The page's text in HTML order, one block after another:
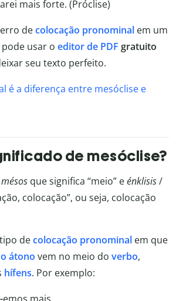
mais forte. (Próclise)
decolocação pronominal em um
usar o editor de PDF gratuito
seu texto perfeito.
é a diferença entre mesóclise e
de mesóclise?
mésos que significa “meio” eénklisis/
colocação”, ou seja, colocação
decolocação pronominal em que
átono vem no meio do verbo,
hífens. Por exemplo: